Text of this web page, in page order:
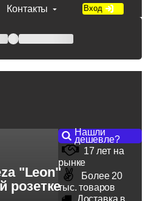
Контакты Вход
"Leon"
розетке
Нашли
дешевле?
17 лет на
рынке
Более 20
тыс. товаров
Доставка в